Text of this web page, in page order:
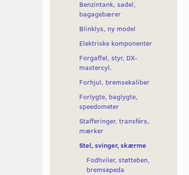
Benzintank, sadel,
bagagebærer
Blinklys, ny model
Elektriske komponenter
Forgaffel, styr, DX-
mastercyl.
Forhjul, bremsekaliber
Forlygte, baglygte,
speedometer
Stafferinger, transférs,
mærker
Stel, svinger, skærme
Fodhviler, støtteben,
bremsepeda